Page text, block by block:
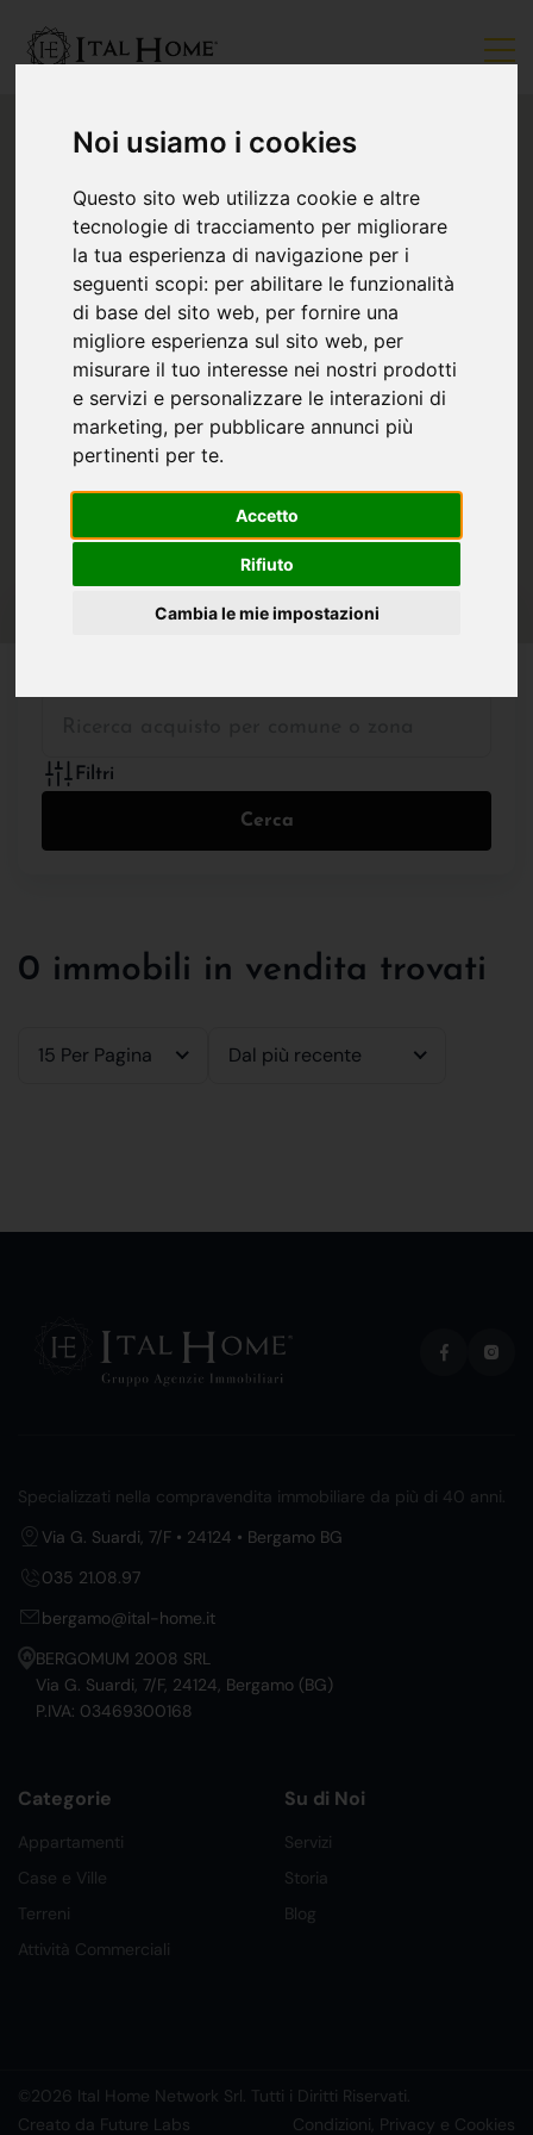
Noi usiamo i cookies
Questo sito web utilizza cookie e altre
tecnologie di tracciamento per migliorare
la tua esperienza di navigazione per i
seguenti scopi: per abilitare le funzionalità
di base del sito web, per fornire una
migliore esperienza sul sito web, per
misurare il tuo interesse nei nostri prodotti
e servizi e personalizzare le interazioni di
marketing, per pubblicare annunci più
pertinenti per te.
Accetto
Rifiuto
Cambia le mie impostazioni
Filtri
Cerca
0 immobili in vendita trovati
15 Per Pagina Dal più recente
Specializzati nella compravendita immobiliare da più di 40 anni.
Via G. Suardi, 7/F • 24124 • Bergamo BG
035 21.08.97
bergamo@ital-home.it
BERGOMUM 2008 SRL
Via G. Suardi, 7/F, 24124, Bergamo (BG)
P.IVA: 03469300168
Categorie
Appartamenti
Case e Ville
Terreni
Attività Commerciali
Su di Noi
Servizi
Storia
Blog
©2026 Ital Home Network Srl. Tutti i Diritti Riservati.
Creato da Future Labs
Condizioni, Privacy e Cookies